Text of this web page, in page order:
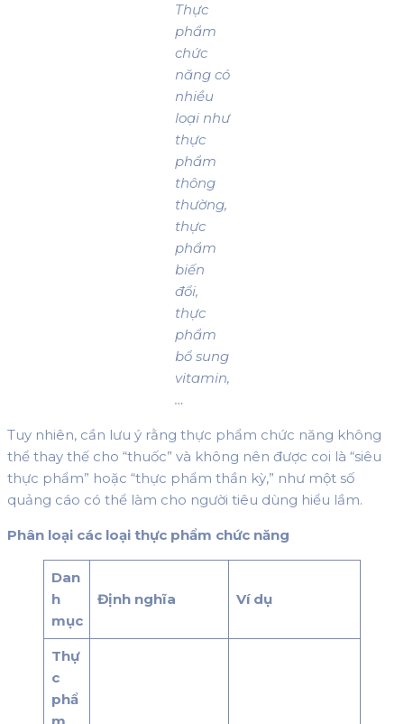
Thực
phẩm
chức
năng có
nhiều
loại như
thực
phẩm
thông
thường,
thực
phẩm
biến
đổi,
thực
phẩm
bổ sung
vitamin,
…
Tuy nhiên, cần lưu ý rằng thực phẩm chức năng không
thể thay thế cho “thuốc” và không nên được coi là “siêu
thực phẩm” hoặc “thực phẩm thần kỳ,” như một số
quảng cáo có thể làm cho người tiêu dùng hiểu lầm.
Phân loại các loại thực phẩm chức năng
Dan
h
mục
Định nghĩa Ví dụ
Thự
c
phẩ